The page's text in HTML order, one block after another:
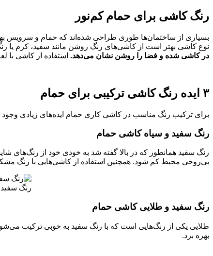
رنگ کاشی برای حمام کم‌نور
بسیاری از ساختمان‌ها طوری طراحی شده‌اند که حمام و سرویس
نوع کاشی بهتر است از کاشی‌های رنگ روشن مانند سفید، کرم یا
در کاشی شده و فضا را روشن نشان می‌دهد. استفاده از کاشی
۳ ایده رنگ کاشی ترکیبی برای حمام
برای ترکیب رنگ مناسب در کاشی‌ کاری حمام ایده‌های زیادی وجود
رنگ سفید و سیاه کاشی حمام
رنگ سفید همانطور که در بالا گفته شد به خودی خود از رنگ‌های
بی‌روحی محیط کم شود. همچنین استفاده از کاشی‌هایی با رنگ
رنگ
رنگ سفید و طلایی کاشی حمام
طلایی یکی از رنگ‌هایی است که با رنگ سفید به خوبی ترکیب
بهره برد.